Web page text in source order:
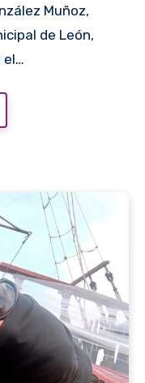
Muñoz,
de León,
el…